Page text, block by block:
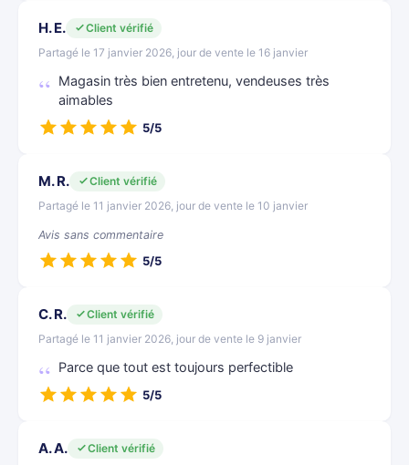
H. E.
Client vérifié
Partagé le 17 janvier 2026, jour de vente le 16 janvier
Magasin très bien entretenu, vendeuses très
aimables
5/5
M. R.
Client vérifié
Partagé le 11 janvier 2026, jour de vente le 10 janvier
Avis sans commentaire
5/5
C. R.
Client vérifié
Partagé le 11 janvier 2026, jour de vente le 9 janvier
Parce que tout est toujours perfectible
5/5
A. A.
Client vérifié